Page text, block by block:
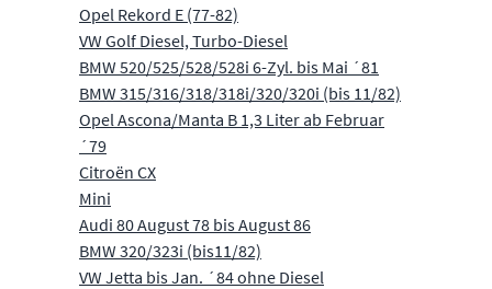
Opel Rekord E (77-82)
VW Golf Diesel, Turbo-Diesel
BMW 520/525/528/528i 6-Zyl. bis Mai ´81
BMW 315/316/318/318i/320/320i (bis 11/82)
Opel Ascona/Manta B 1,3 Liter ab Februar
´79
Citroën CX
Mini
Audi 80 August 78 bis August 86
BMW 320/323i (bis11/82)
VW Jetta bis Jan. ´84 ohne Diesel